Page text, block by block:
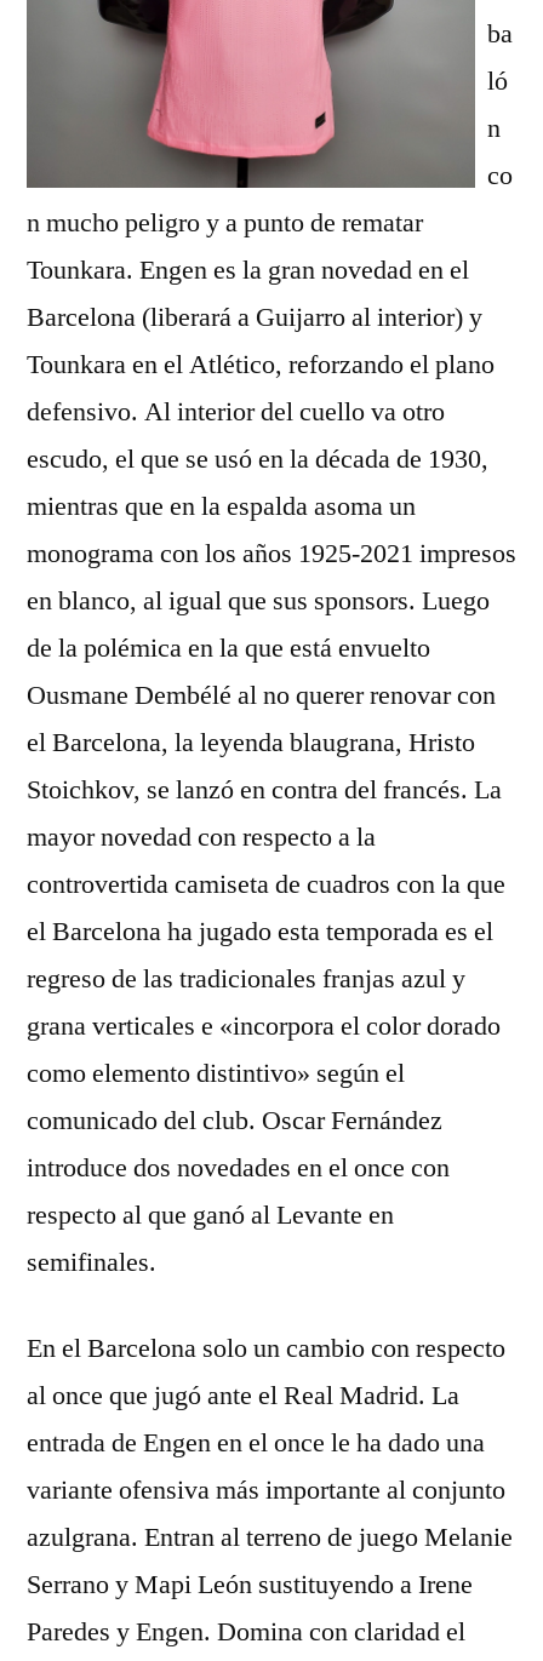
ba
ló
n
co
n mucho peligro y a punto de rematar
Tounkara. Engen es la gran novedad en el
Barcelona (liberará a Guijarro al interior) y
Tounkara en el Atlético, reforzando el plano
defensivo. Al interior del cuello va otro
escudo, el que se usó en la década de 1930,
mientras que en la espalda asoma un
monograma con los años 1925-2021 impresos
en blanco, al igual que sus sponsors. Luego
de la polémica en la que está envuelto
Ousmane Dembélé al no querer renovar con
el Barcelona, la leyenda blaugrana, Hristo
Stoichkov, se lanzó en contra del francés. La
mayor novedad con respecto a la
controvertida camiseta de cuadros con la que
el Barcelona ha jugado esta temporada es el
regreso de las tradicionales franjas azul y
grana verticales e «incorpora el color dorado
como elemento distintivo» según el
comunicado del club. Oscar Fernández
introduce dos novedades en el once con
respecto al que ganó al Levante en
semifinales.
En el Barcelona solo un cambio con respecto
al once que jugó ante el Real Madrid. La
entrada de Engen en el once le ha dado una
variante ofensiva más importante al conjunto
azulgrana. Entran al terreno de juego Melanie
Serrano y Mapi León sustituyendo a Irene
Paredes y Engen. Domina con claridad el